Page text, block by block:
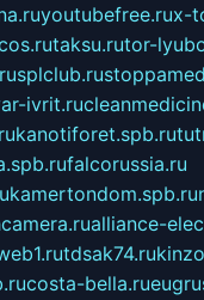
youtubefree.rux-
taksu.rutor-
splclub.ru
ivrit.ru
kanotiforet.spb.ru
falcorussia.ru
kamertondom.spb.ru
alliance-
tdsak74.ru
costa-bella.ru